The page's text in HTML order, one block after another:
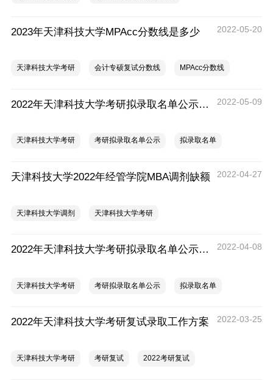
2023年天津科技大学MPAcc分数线是多少 2022-05-20
天津科技大学考研 会计专硕复试分数线 MPAcc分数线
2022年天津科技大学考研拟录取名单公示(第二批) 2022-05-09
天津科技大学考研 考研拟录取名单公示 拟录取名单
天津科技大学2022年经管学院MBA调剂缺额 2022-04-27
天津科技大学调剂 天津科技大学考研
2022年天津科技大学考研拟录取名单公示(一志愿) 2022-04-08
天津科技大学考研 考研拟录取名单公示 拟录取名单
2022年天津科技大学考研复试录取工作方案 2022-03-25
天津科技大学考研 考研复试 2022考研复试